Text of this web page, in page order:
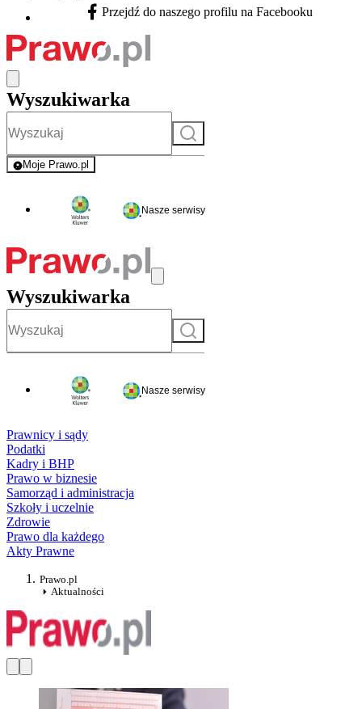
Facebook - otwiera się w nowej karcie
Przejdź do naszego profilu na Facebooku
Wyszukiwarka
Szukaj
Moje Prawo.pl
- rejestracja i logowanie do serwisu
Nasze serwisy
Wyszukiwarka
Szukaj
Nasze serwisy
Prawnicy i sądy
Podatki
Kadry i BHP
Prawo w biznesie
Samorząd i administracja
Szkoły i uczelnie
Zdrowie
Prawo dla każdego
Akty Prawne
Prawo.pl
Aktualności